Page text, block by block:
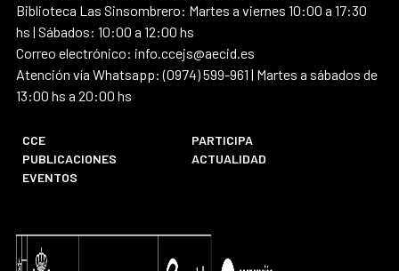
Biblioteca Las Sinsombrero: Martes a viernes 10:00 a 17:30
hs | Sábados: 10:00 a 12:00 hs
Correo electrónico: info.ccejs@aecid.es
Atención vía Whatsapp: (0974) 599-961 | Martes a sábados de
13:00 hs a 20:00 hs
CCE
PARTICIPA
PUBLICACIONES
ACTUALIDAD
EVENTOS